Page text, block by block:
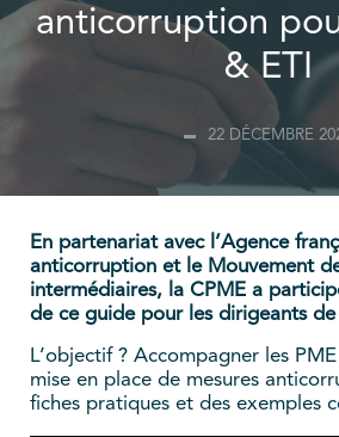
anticorruption
& ETI
22 DÉCEMBRE
En partenariat avec l’Agence
anticorruption et le Mouvement
intermédiaires, la CPME a
de ce guide pour les dirigeants de
L’objectif ? Accompagner les
mise en place de mesures
fiches pratiques et des exemples